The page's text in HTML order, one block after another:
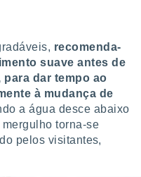
recomenda-
suave antes de
para dar tempo ao
à mudança de
a água desce abaixo
torna-se
pelos visitantes,